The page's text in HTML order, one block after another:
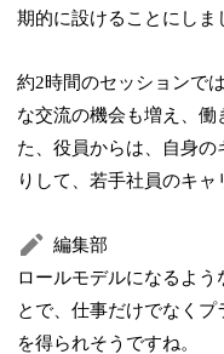
期的に設けることにしま
約2時間のセッションで
な交流の機会も増え、働
た、役員からは、自身
りして、若手社員のキャ
編集部
ロールモデルになるよう
とで、仕事だけでなく
を得られそうですね。